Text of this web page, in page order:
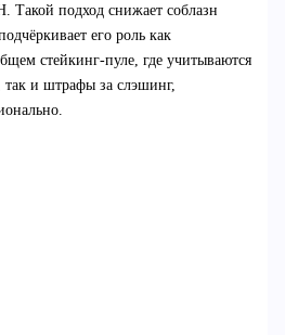
Такой подход снижает соблазн
его роль как
стейкинг‑пуле, где учитываются
так и штрафы за слэшинг,